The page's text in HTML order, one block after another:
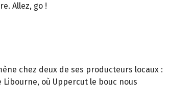
Allez, go !
chez deux de ses producteurs locaux :
où Uppercut le bouc nous